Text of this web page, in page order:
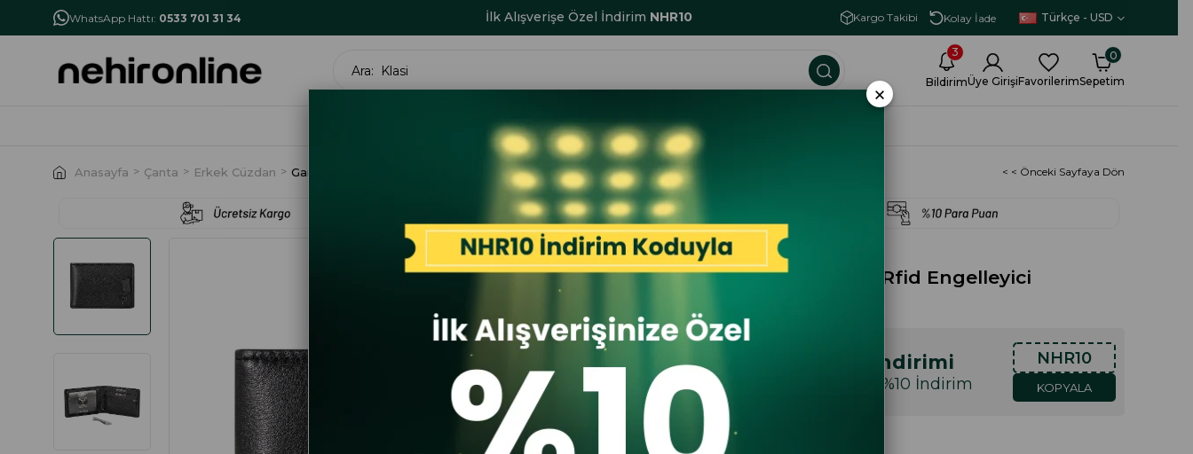
WhatsApp Hattı: 0533 701 31 34
İlk Alışverişe Özel İndirim NHR10 1500 TL ve Üzeri Ücretsiz Kargo Vade Farksız 3 Taksit İmkanı
Kargo Takibi Kolay İade Türkçe - USD
Bildirim
3
Üye GirişiFavorilerimSepetim
0
ERKEK ÇOCUK AKSESUAR SERİ SONU İNDİRİMİ
Anasayfa Çanta Erkek Cüzdan Garbalia Celtic Deri Rfid Engelleyici Cüzdan Siyah < < Önceki Sayfaya Dön
Garbalia
Garbalia Celtic Deri Rfid Engelleyici
İlk Alışveriş İndirimi
İlk Alışveriş Özel %10 İndirim
NHR10
KOPYALA
×